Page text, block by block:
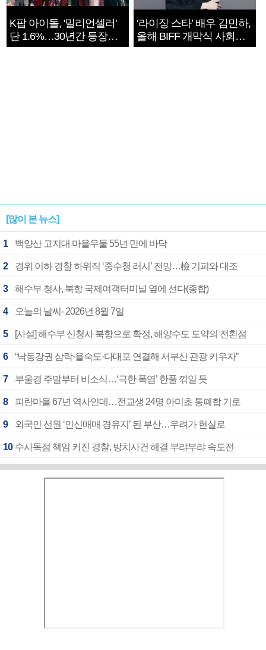
K팝 아이돌, '밀리언셀러'
단 1.6%…30년간 등장
1182개팀 전수조사
‘라이징 스타’ 배우 김민하,
올해 BIFF 개막식 사회자
확정
[많이 본 뉴스]
1 백양산 고지대 마을우물 55년 만에 바닥
2 경위 이하 경찰 하위직 ‘중수청 러시’ 전망…檢 기피와 대조
3 해수부 청사, 북항 국제여객터미널 옆에 선다(종합)
4 오늘의 날씨- 2026년 8월 7일
5 [사설] 해수부 신청사 북항으로 확정, 해양수도 도약의 전환점
6 “낙동강권 삼락·을숙도·다대포 연결해 서부산 관광 키우자”
7 부울경 주말부터 비소식…‘극한 폭염’ 한풀 꺾일 듯
8 피란마을 67년 역사인데…전교생 24명 아미초 통폐합 기로
9 외국인 선원 ‘인신매매 경유지’ 된 부산…우려가 현실로
10 수사독점 책임 커진 경찰, 방치사건 해결 부랴부랴 속도전